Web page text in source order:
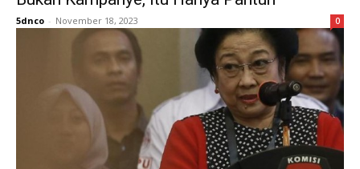
5dnco - November 18, 2023 0